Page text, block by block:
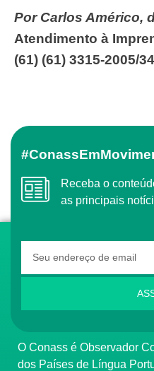
Por Carlos Américo,
Atendimento à
(61) (61) 3315-2005/
Receba o conteúdo semanal do Conass com
as principais
O Conass é Observador Consultivo da Comunidade
dos Países de Língua